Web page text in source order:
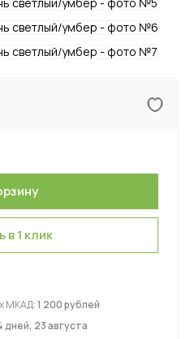
в 1 клик
МКАД:1 200 рублей
дней, 23 августа